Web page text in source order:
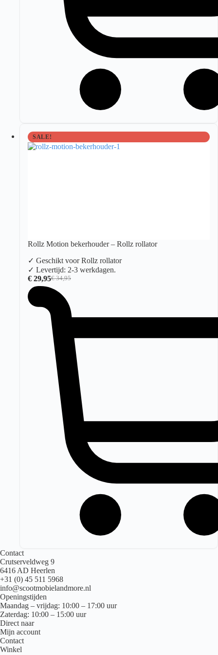
SALE!
Rollz Motion bekerhouder – Rollz rollator
✓ Geschikt voor Rollz rollator
✓ Levertijd: 2-3 werkdagen.
€34,95
Oorspronkelijke
prijs
was:
€ 34,95.
€ 29,95Huidige
prijs
€ 29,95.
Contact
Crutserveldweg 9
6416 AD Heerlen
+31 (0) 45 511 5968
info@scootmobielandmore.nl
Openingstijden
Maandag – vrijdag: 10:00 – 17:00 uur
Zaterdag: 10:00 – 15:00 uur
Direct naar
Mijn account
Contact
Winkel